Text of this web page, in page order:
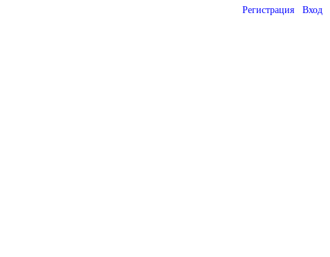
Регистрация Вход